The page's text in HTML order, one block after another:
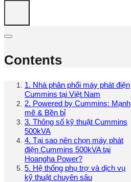
Contents
1. Nhà phân phối máy phát điện
Cummins tại Việt Nam
2. Powered by Cummins: Mạnh
mẽ & Bền bỉ
3. Thông số kỹ thuật Cummins
500kVA
4. Tại sao nên chọn máy phát
điện Cummins 500kVA tại
Hoangha Power?
5. Hệ thống phụ trợ và dịch vụ
kỹ thuật chuyên sâu